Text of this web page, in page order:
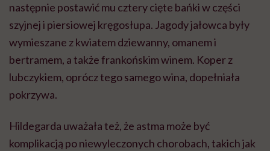
następnie postawić mu cztery cięte bańki w części
szyjnej i piersiowej kręgosłupa. Jagody jałowca były
wymieszane z kwiatem dziewanny, omanem i
bertramem, a także frankońskim winem. Koper z
lubczykiem, oprócz tego samego wina, dopełniała
pokrzywa.
Hildegarda uważała też, że astma może być
komplikacją po niewyleczonych chorobach, takich jak